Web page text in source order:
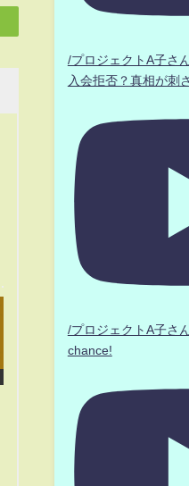
/プロジェクトA子
入会拒否？真相が刺
/プロジェクトA子さ
chance!